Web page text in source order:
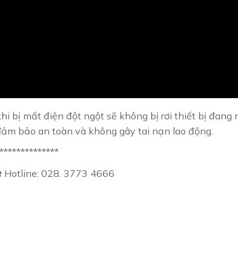
bị mất điện đột ngột sẽ không bị rơi thiết bị đang
bảo an toàn và không gây tai nạn lao động.
028. 3773 4666